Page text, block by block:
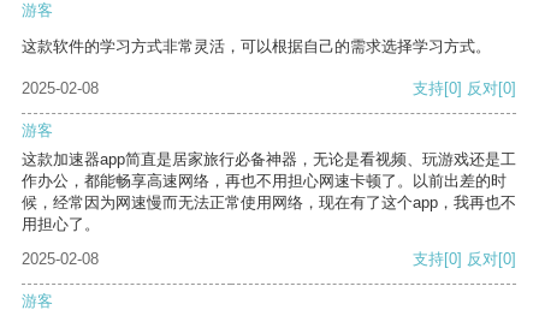
游客
这款软件的学习方式非常灵活，可以根据自己的需求选择学习方式。
2025-02-08 支持[0] 反对[0]
游客
这款加速器app简直是居家旅行必备神器，无论是看视频、玩游戏还是工
作办公，都能畅享高速网络，再也不用担心网速卡顿了。以前出差的时
候，经常因为网速慢而无法正常使用网络，现在有了这个app，我再也不
用担心了。
2025-02-08
支持[0] 反对[0]
游客